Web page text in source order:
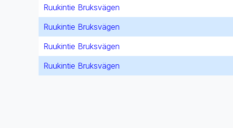
Ruukintie Bruksvägen
Ruukintie Bruksvägen
Ruukintie Bruksvägen
Ruukintie Bruksvägen